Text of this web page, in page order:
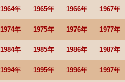
1964年 1965年 1966年 1967年
1974年 1975年 1976年 1977年
1984年 1985年 1986年 1987年
1994年 1995年 1996年 1997年